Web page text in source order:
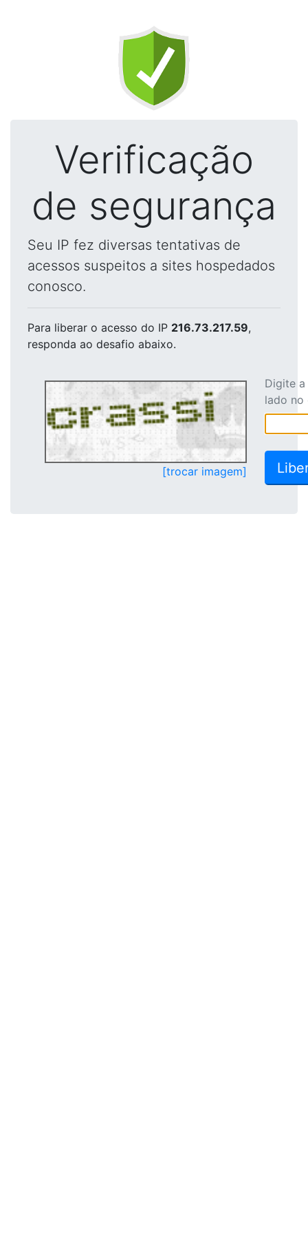
Verificação
de segurança
Seu IP fez diversas tentativas de
acessos suspeitos a sites hospedados
conosco.
Para liberar o acesso do IP 216.73.217.59,
responda ao desafio abaixo.
[trocar imagem]
Digite
lado no